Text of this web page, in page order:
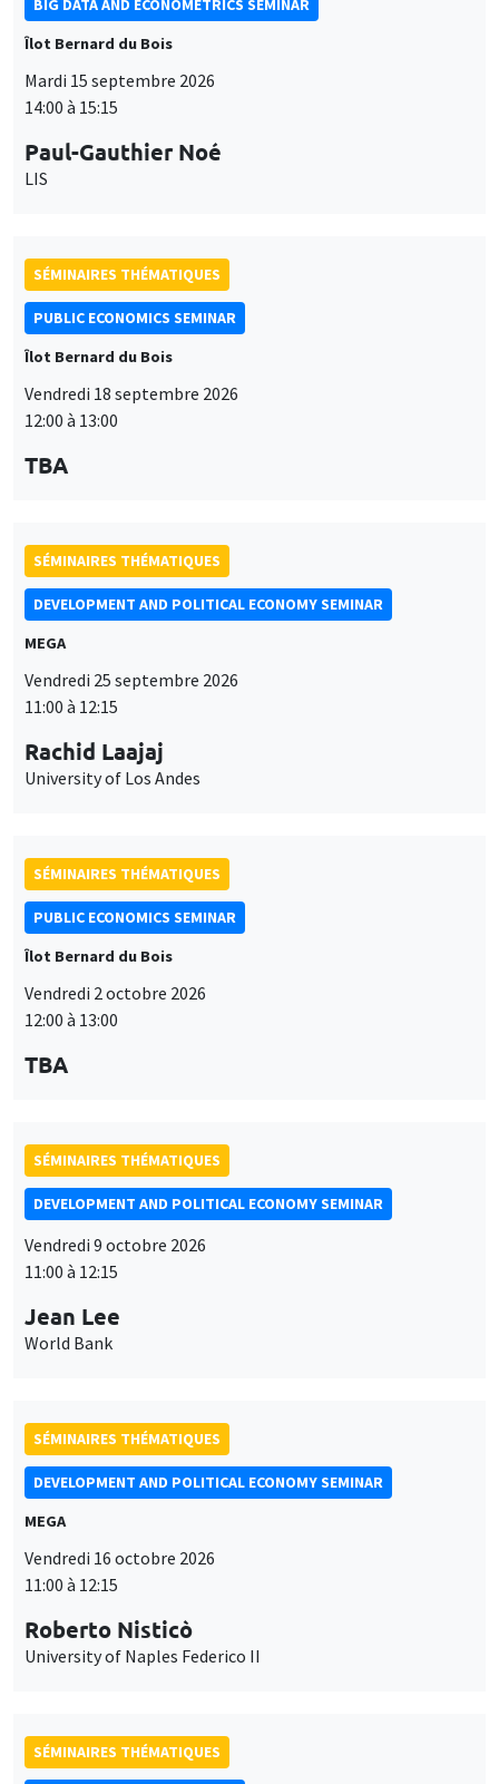
BIG DATA AND ECONOMETRICS SEMINAR
Îlot Bernard du Bois
Mardi 15 septembre 2026
14:00 à 15:15
Paul-Gauthier Noé
LIS
SÉMINAIRES THÉMATIQUES
PUBLIC ECONOMICS SEMINAR
Îlot Bernard du Bois
Vendredi 18 septembre 2026
12:00 à 13:00
TBA
SÉMINAIRES THÉMATIQUES
DEVELOPMENT AND POLITICAL ECONOMY SEMINAR
MEGA
Vendredi 25 septembre 2026
11:00 à 12:15
Rachid Laajaj
University of Los Andes
SÉMINAIRES THÉMATIQUES
PUBLIC ECONOMICS SEMINAR
Îlot Bernard du Bois
Vendredi 2 octobre 2026
12:00 à 13:00
TBA
SÉMINAIRES THÉMATIQUES
DEVELOPMENT AND POLITICAL ECONOMY SEMINAR
Vendredi 9 octobre 2026
11:00 à 12:15
Jean Lee
World Bank
SÉMINAIRES THÉMATIQUES
DEVELOPMENT AND POLITICAL ECONOMY SEMINAR
MEGA
Vendredi 16 octobre 2026
11:00 à 12:15
Roberto Nisticò
University of Naples Federico II
SÉMINAIRES THÉMATIQUES